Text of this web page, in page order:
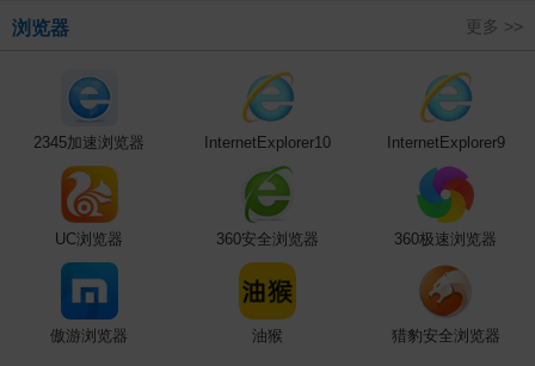
浏览器 更多 >>
2345加速浏览器 InternetExplorer10 InternetExplorer9
UC浏览器 360安全浏览器 360极速浏览器
傲游浏览器 油猴 猎豹安全浏览器